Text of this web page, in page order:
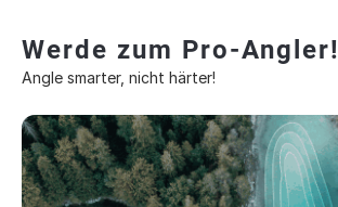
Werde zum Pro-Angler!
Angle smarter, nicht härter!